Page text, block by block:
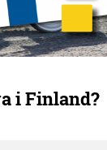
i Finland?